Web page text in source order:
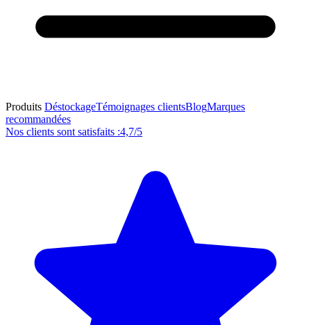
Produits DéstockageTémoignages clientsBlogMarques
recommandées
Nos clients sont satisfaits :4,7/5